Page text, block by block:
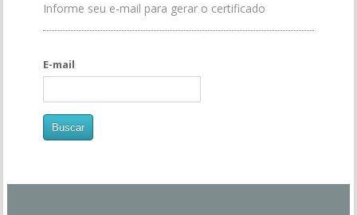
Informe seu e-mail para gerar o certificado
E-mail